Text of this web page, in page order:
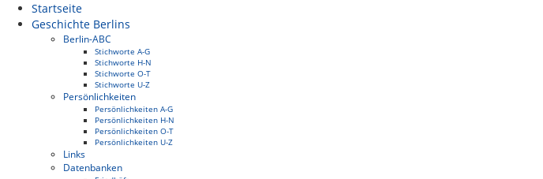
Startseite
Geschichte Berlins
Berlin-ABC
Stichworte A-G
Stichworte H-N
Stichworte O-T
Stichworte U-Z
Persönlichkeiten
Persönlichkeiten A-G
Persönlichkeiten H-N
Persönlichkeiten O-T
Persönlichkeiten U-Z
Links
Datenbanken